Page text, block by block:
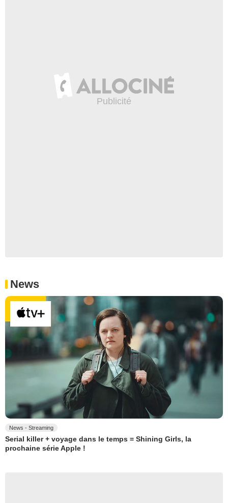
News
News - Streaming
Serial killer + voyage dans le temps = Shining Girls, la
prochaine série Apple !